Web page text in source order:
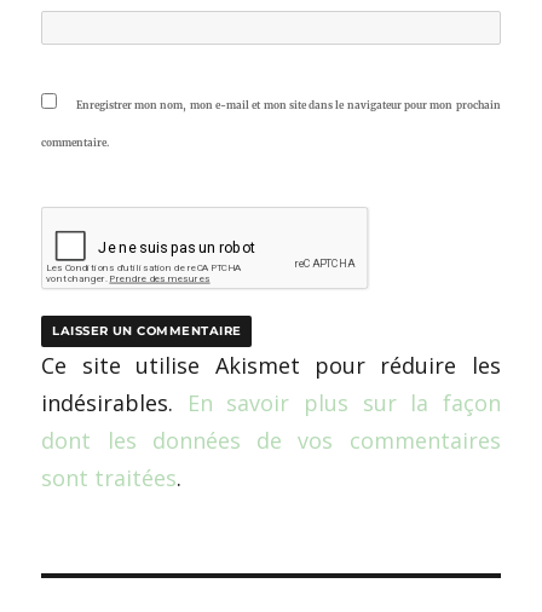
Enregistrer mon nom, mon e-mail et mon site dans le navigateur pour mon prochain
commentaire.
Ce site utilise Akismet pour réduire les
indésirables. En savoir plus sur la façon
dont les données de vos commentaires
sont traitées.